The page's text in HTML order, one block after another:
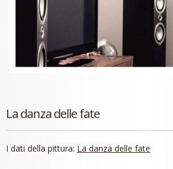
La danza delle fate
I dati della pittura: La danza delle fate